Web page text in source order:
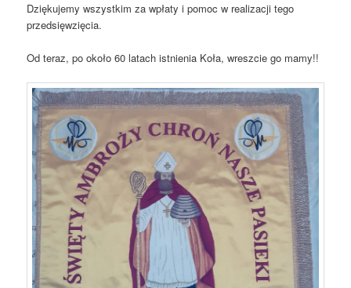
Dziękujemy wszystkim za wpłaty i pomoc w realizacji tego
przedsięwzięcia.
Od teraz, po około 60 latach istnienia Koła, wreszcie go mamy!!